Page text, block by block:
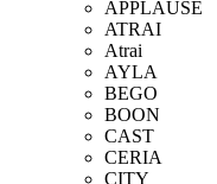
APPLAUSE
ATRAI
Atrai
AYLA
BEGO
BOON
CAST
CERIA
CITY